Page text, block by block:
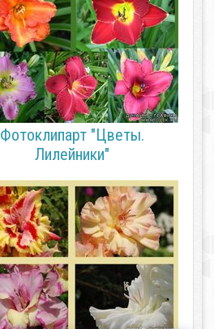
Фотоклипарт "Цветы.
Лилейники"